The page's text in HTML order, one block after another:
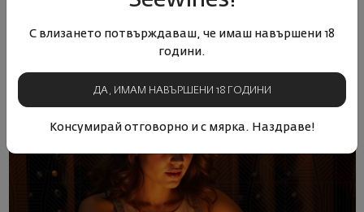
С влизането потвърждаваш, че имаш навършени 18
години.
ДА, ИМАМ НАВЪРШЕНИ 18 ГОДИНИ
Консумирай отговорно и с мярка. Наздраве!